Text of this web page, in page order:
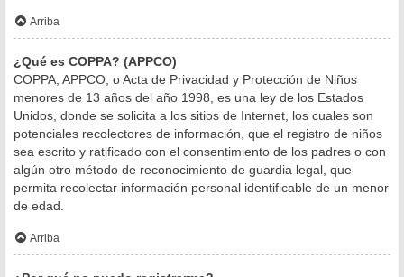
Arriba
¿Qué es COPPA? (APPCO)
COPPA, APPCO, o Acta de Privacidad y Protección de Niños
menores de 13 años del año 1998, es una ley de los Estados
Unidos, donde se solicita a los sitios de Internet, los cuales son
potenciales recolectores de información, que el registro de niños
sea escrito y ratificado con el consentimiento de los padres o con
algún otro método de reconocimiento de guardia legal, que
permita recolectar información personal identificable de un menor
de edad.
Arriba